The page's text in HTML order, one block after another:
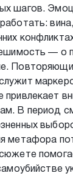
шагов.
— о
привлекает
В период
метафора